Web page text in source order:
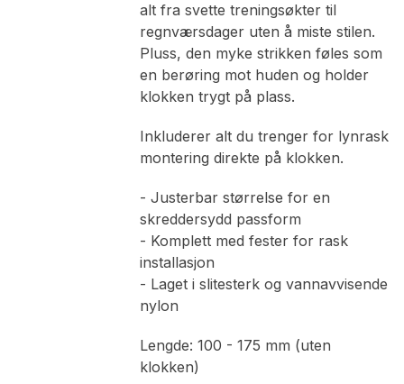
alt fra svette treningsøkter til
regnværsdager uten å miste stilen.
Pluss, den myke strikken føles som
en berøring mot huden og holder
klokken trygt på plass.
Inkluderer alt du trenger for lynrask
montering direkte på klokken.
- Justerbar størrelse for en
skreddersydd passform
- Komplett med fester for rask
installasjon
- Laget i slitesterk og vannavvisende
nylon
Lengde: 100 - 175 mm (uten
klokken)